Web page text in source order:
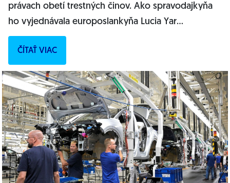
právach obetí trestných činov. Ako spravodajkyňa
ho vyjednávala europoslankyňa Lucia Yar
(Progresívne Slovensko). „Je to výsledok...
ČÍTAŤ VIAC